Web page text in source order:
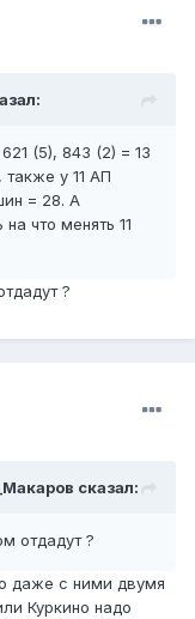
(5), 843 (2) = 13
у 11 АП
= 28. А
что менять 11
?
сказал:
отдадут ?
даже с ними двумя
Куркино надо